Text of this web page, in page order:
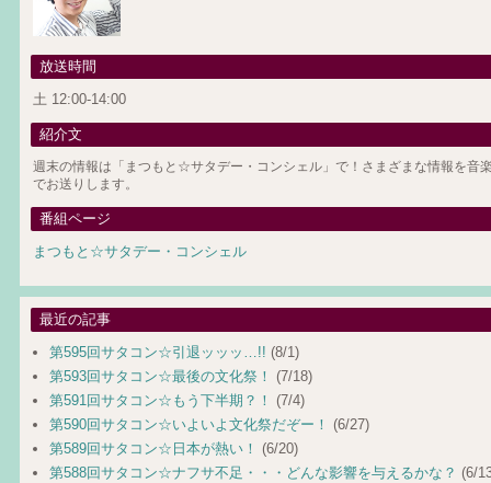
放送時間
土 12:00-14:00
紹介文
週末の情報は「まつもと☆サタデー・コンシェル」で！さまざまな情報を音
でお送りします。
番組ページ
まつもと☆サタデー・コンシェル
最近の記事
第595回サタコン☆引退ッッッ…!! (8/1)
第593回サタコン☆最後の文化祭！ (7/18)
第591回サタコン☆もう下半期？！ (7/4)
第590回サタコン☆いよいよ文化祭だぞー！ (6/27)
第589回サタコン☆日本が熱い！ (6/20)
第588回サタコン☆ナフサ不足・・・どんな影響を与えるかな？ (6/